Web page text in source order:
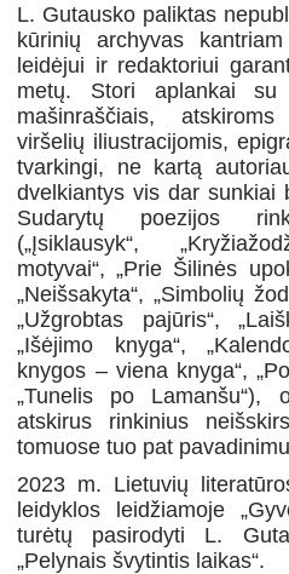
L. Gutausko paliktas
kūrinių archyvas
leidėjui ir redaktoriui
metų. Stori aplankai su
mašinraščiais,
viršelių iliustracijomis,
tvarkingi, ne kartą
dvelkiantys vis dar sunkiai
Sudarytų poezijos
(„Įsiklausyk“,
motyvai“, „Prie Šilinės
„Neišsakyta“, „Simbolių
„Užgrobtas pajūris“,
„Išėjimo knyga“,
knygos – viena knyga“,
„Tunelis po Lamanšu“),
atskirus rinkinius
tomuose tuo pat
2023 m. Lietuvių
leidyklos leidžiamoje
turėtų pasirodyti L.
„Pelynais švytintis laikas“.